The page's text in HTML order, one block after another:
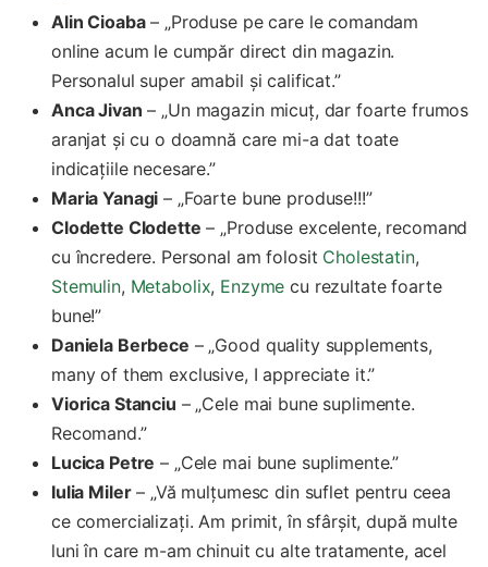
Alin Cioaba– „Produse pe care le comandam
online acum le cumpăr direct din magazin.
Personalul super amabil și calificat.”
Anca Jivan – „Un magazin micuț, dar foarte frumos
aranjat și cu o doamnă care mi-a dat toate
indicațiile necesare.”
Maria Yanagi – „Foarte bune produse!!!”
Clodette Clodette – „Produse excelente, recomand
cu încredere. Personal am folosit Cholestatin,
Stemulin, Metabolix, Enzymecu rezultate foarte
bune!”
Daniela Berbece – „Good quality supplements,
many of them exclusive, I appreciate it.”
Viorica Stanciu – „Cele mai bune suplimente.
Recomand.”
Lucica Petre – „Cele mai bune suplimente.”
Iulia Miler– „Vă mulțumesc din suflet pentru ceea
ce comercializați. Am primit, în sfârșit, după multe
luni în care m-am chinuit cu alte tratamente, acel